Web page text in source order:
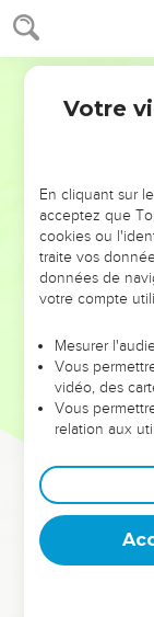
Esaïe 8
19 Si l'on vous dit :
et les spirites,
ne consultera-t-il
morts en faveur
l'on ne parle pas
Une
Il parcourra le
il s'irritera,
puis il regardera
obscurité et
d'épaisses
Un enfant
Toutefois, les
où il y a
couvert de mépris
temps à venir
Votre
En cliquant sur
acceptez que
cookies ou
traite vos
données de
votre compte
Mesurer
Vous
vidéo, des
Vous
relation aux